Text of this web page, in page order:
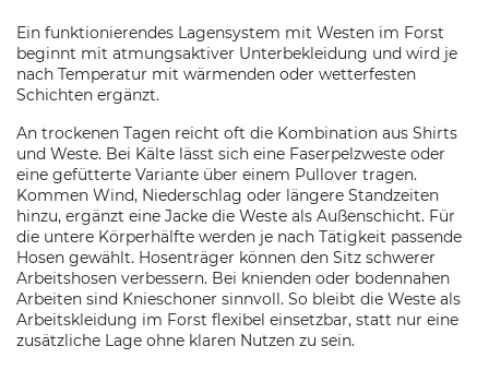
Ein funktionierendes Lagensystem mit Westen im Forst
beginnt mit atmungsaktiver Unterbekleidung und wird je
nach Temperatur mit wärmenden oder wetterfesten
Schichten ergänzt.
An trockenen Tagen reicht oft die Kombination aus Shirts
und Weste. Bei Kälte lässt sich eine Faserpelzweste oder
eine gefütterte Variante über einem Pullover tragen.
Kommen Wind, Niederschlag oder längere Standzeiten
hinzu, ergänzt eine Jacke die Weste als Außenschicht. Für
die untere Körperhälfte werden je nach Tätigkeit passende
Hosen gewählt. Hosenträger können den Sitz schwerer
Arbeitshosen verbessern. Bei knienden oder bodennahen
Arbeiten sind Knieschoner sinnvoll. So bleibt die Weste als
Arbeitskleidung im Forst flexibel einsetzbar, statt nur eine
zusätzliche Lage ohne klaren Nutzen zu sein.